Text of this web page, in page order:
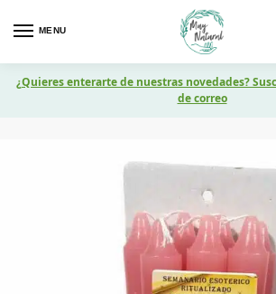
MENU
¿Quieres enterarte de nuestras novedades?
de correo